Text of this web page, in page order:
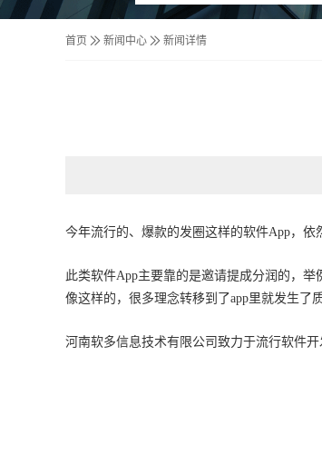
首页 新闻中心 新闻详情
今年流行的、爆款的发圈这样的软件App，依
此类软件App主要靠的是邀请提成分润的，举
像这样的，很多理念转移到了app里就发生了
河南软多信息技术有限公司致力于流行软件